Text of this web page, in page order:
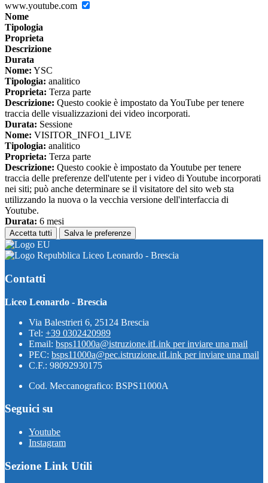
www.youtube.com
Nome
Tipologia
Proprieta
Descrizione
Durata
Nome: YSC
Tipologia: analitico
Proprieta: Terza parte
Descrizione: Questo cookie è impostato da YouTube per tenere
traccia delle visualizzazioni dei video incorporati.
Durata: Sessione
Nome: VISITOR_INFO1_LIVE
Tipologia: analitico
Proprieta: Terza parte
Descrizione: Questo cookie è impostato da Youtube per tenere
traccia delle preferenze dell'utente per i video di Youtube incorporati
nei siti; può anche determinare se il visitatore del sito web sta
utilizzando la nuova o la vecchia versione dell'interfaccia di
Youtube.
Durata: 6 mesi
Accetta tutti Salva le preferenze
Liceo Leonardo - Brescia
Contatti
Liceo Leonardo - Brescia
Via Balestrieri 6, 25124 Brescia
Tel: +39 0302420989
Email: bsps11000a@istruzione.itLink per inviare una mail
PEC: bsps11000a@pec.istruzione.itLink per inviare una mail
C.F.: 98092930175
Cod. Meccanografico: BSPS11000A
Seguici su
Youtube
Instagram
Sezione Link Utili